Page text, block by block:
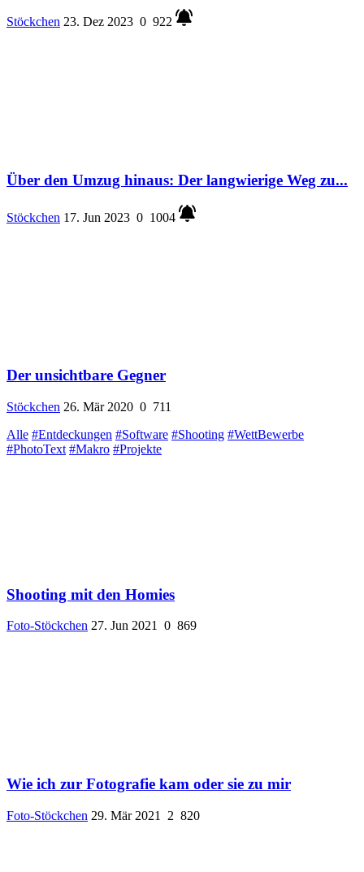
Stöckchen 23. Dez 2023 0 922
Über den Umzug hinaus: Der langwierige Weg zu...
Stöckchen 17. Jun 2023 0 1004
Der unsichtbare Gegner
Stöckchen 26. Mär 2020 0 711
Alle #Entdeckungen #Software #Shooting #WettBewerbe
#PhotoText #Makro #Projekte
Shooting mit den Homies
Foto-Stöckchen 27. Jun 2021 0 869
Wie ich zur Fotografie kam oder sie zu mir
Foto-Stöckchen 29. Mär 2021 2 820